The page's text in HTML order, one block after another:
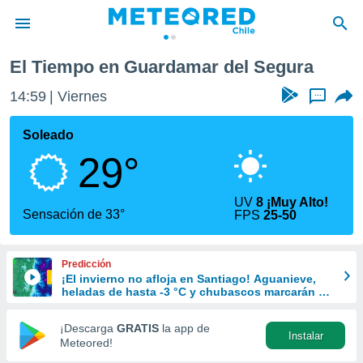
de
por
que se
calidad.
a este
las
y
forma
digital
basada
El Tiempo en Guardamar del Segura
14:59 Viernes ...
Soleado
29°
Sensación de 33°
UV8 ¡Muy Alto!
FPS25-50
Predicción
¡El invierno no afloja en Santiago! Aguanieve,
heladas de hasta -3 °C y chubascos marcarán el
¡Descarga GRATIS la app de
Meteored!
Instalar